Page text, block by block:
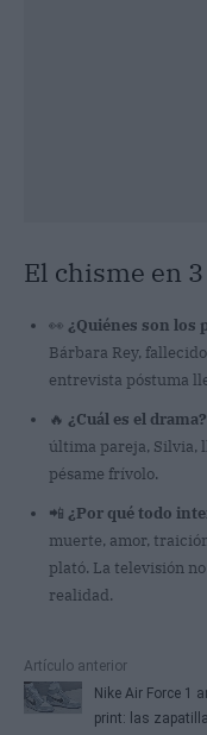
El chisme en
👀 ¿Quiénes son los
Bárbara Rey,
entrevista póstuma
🔥 ¿Cuál es el drama?
última pareja, Silvia,
pésame frívolo.
📲 ¿Por qué todo
muerte, amor,
plató. La televisión
realidad.
Artículo anterior
Nike Air Force 1
print: las